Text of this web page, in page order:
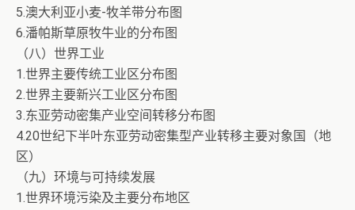
5.澳大利亚小麦-牧羊带分布图
6.潘帕斯草原牧牛业的分布图
（八）世界工业
1.世界主要传统工业区分布图
2.世界主要新兴工业区分布图
3.东亚劳动密集产业空间转移分布图
4.20世纪下半叶东亚劳动密集型产业转移主要对象国（地
区）
（九）环境与可持续发展
1.世界环境污染及主要分布地区